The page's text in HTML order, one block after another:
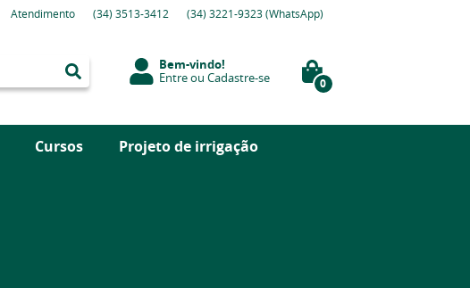
Atendimento (34) 3513-3412 (34) 3221-9323(WhatsApp)
Bem-vindo!
EntreouCadastre-se 0
Cursos Projeto de irrigação